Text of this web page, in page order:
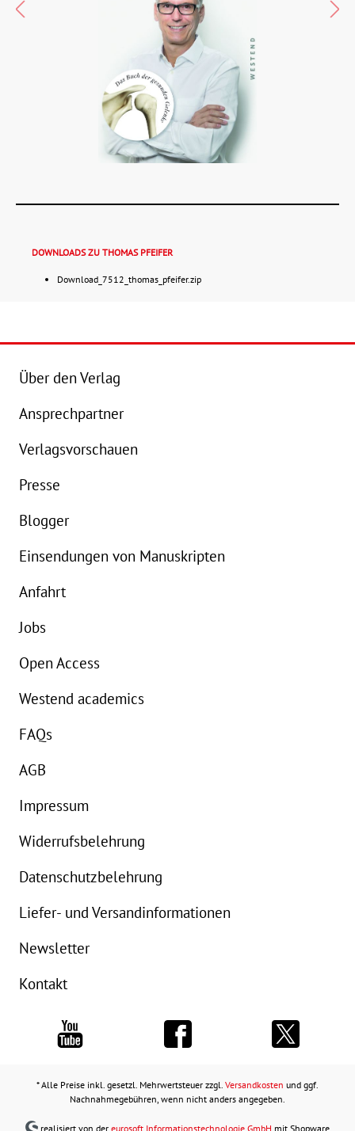
DOWNLOADS ZU THOMAS PFEIFER
Download_7512_thomas_pfeifer.zip
Über den Verlag
Ansprechpartner
Verlagsvorschauen
Presse
Blogger
Einsendungen von Manuskripten
Anfahrt
Jobs
Open Access
Westend academics
FAQs
AGB
Impressum
Widerrufsbelehrung
Datenschutzbelehrung
Liefer- und Versandinformationen
Newsletter
Kontakt
* Alle Preise inkl. gesetzl. Mehrwertsteuer zzgl. Versandkosten und ggf.
Nachnahmegebühren, wenn nicht anders angegeben.
realisiert von dereurosoft Informationstechnologie GmbH mit Shopware